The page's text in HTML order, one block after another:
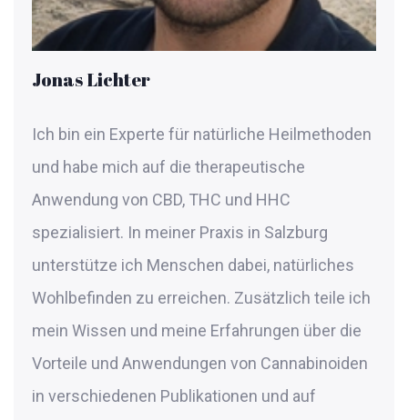
Jonas Lichter
Ich bin ein Experte für natürliche Heilmethoden
und habe mich auf die therapeutische
Anwendung von CBD, THC und HHC
spezialisiert. In meiner Praxis in Salzburg
unterstütze ich Menschen dabei, natürliches
Wohlbefinden zu erreichen. Zusätzlich teile ich
mein Wissen und meine Erfahrungen über die
Vorteile und Anwendungen von Cannabinoiden
in verschiedenen Publikationen und auf